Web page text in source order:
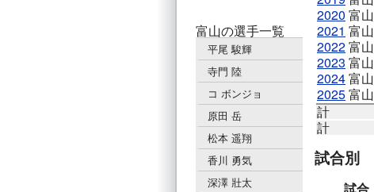
富山の選手一覧
平尾 駿輝
寺門 陸
コ ボンジョ
原田 岳
松本 遥翔
香川 勇気
深澤 壯太
2020 富山
2021 富山
2022富山
2023 富山
2024富山
2025富山
計
計
試合別